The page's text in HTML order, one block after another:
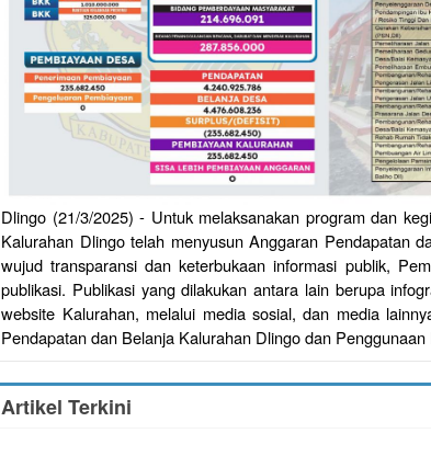
Dlingo (21/3/2025) - Untuk melaksanakan program dan
Kalurahan Dlingo telah menyusun Anggaran Pendapatan
wujud transparansi dan keterbukaan informasi publik,
publikasi. Publikasi yang dilakukan antara lain berupa
website Kalurahan, melalui media sosial, dan media
Pendapatan dan Belanja Kalurahan Dlingo dan
Artikel Terkini